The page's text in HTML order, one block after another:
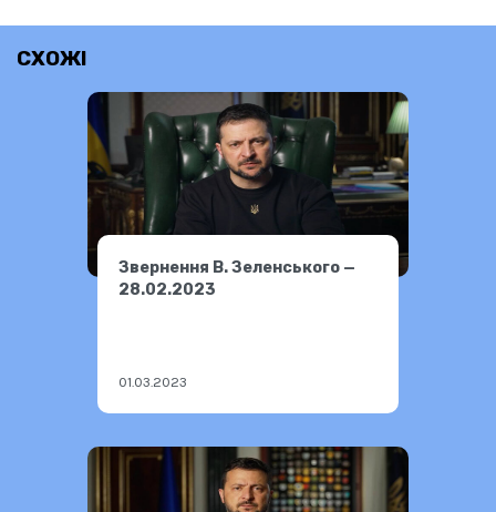
СХОЖІ
Звернення В. Зеленського —
28.02.2023
01.03.2023